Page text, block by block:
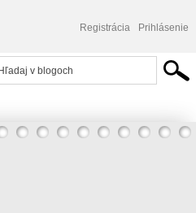
Registrácia Prihlásenie